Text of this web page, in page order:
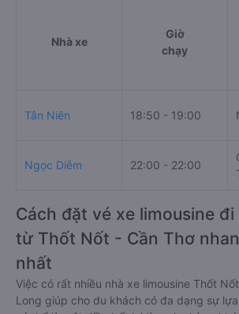
Nhà xe
Giờ
chạy
Tân Niên 18:50 - 19:00
Ngọc Diễm 22:00 - 22:00
Cách đặt vé xe limousine
từ Thốt Nốt - Cần Thơ
nhất
Việc có rất nhiều nhà xe limousine Thốt
Long giúp cho du khách có đa dạng sự